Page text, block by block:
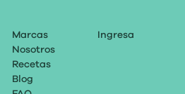
Marcas
Nosotros
Recetas
Blog
Ingresa